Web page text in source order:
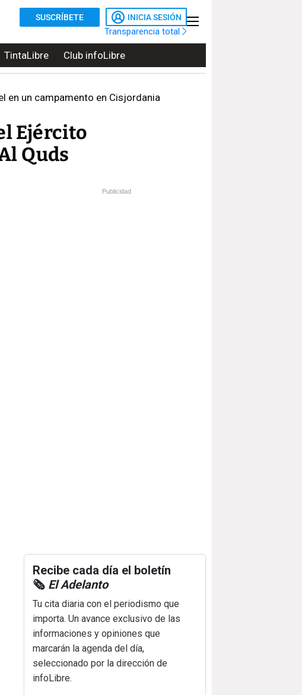
SUSCRÍBETE INICIA SESIÓN
Transparencia total
TintaLibre Club infoLibre
en un campamento en Cisjordania
Ejército
Quds
Publicidad
Recibe cada día el boletín
🗞️ El Adelanto
Tu cita diaria con el periodismo que
importa. Un avance exclusivo de las
informaciones y opiniones que
marcarán la agenda del día,
seleccionado por la dirección de
infoLibre.